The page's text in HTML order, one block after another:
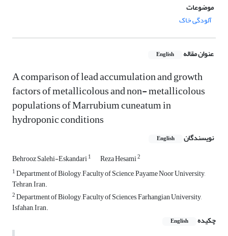
موضوعات
آلودگی خاک
عنوان مقاله English
A comparison of lead accumulation and growth
factors of metallicolous and non- metallicolous
populations of Marrubium cuneatum in
hydroponic conditions
نویسندگان English
Behrooz Salehi-Eskandari1 Reza Hesami2
1Department of Biology, Faculty of Science, Payame Noor University,
Tehran, Iran.
2Department of Biology, Faculty of Sciences, Farhangian University,
Isfahan, Iran.
چکیده
English